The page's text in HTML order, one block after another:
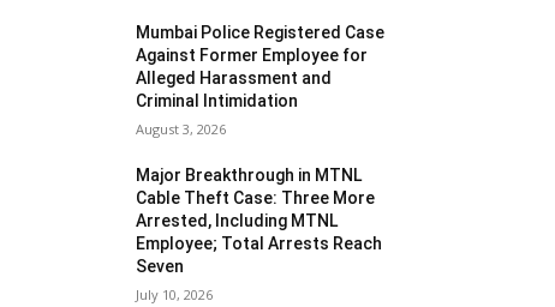
Mumbai Police Registered Case
Against Former Employee for
Alleged Harassment and
Criminal Intimidation
August 3, 2026
Major Breakthrough in MTNL
Cable Theft Case: Three More
Arrested, Including MTNL
Employee; Total Arrests Reach
Seven
July 10, 2026